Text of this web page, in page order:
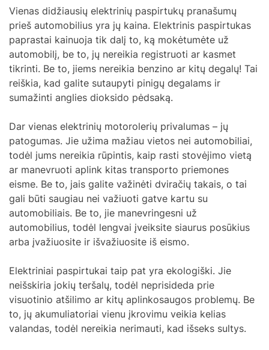
Vienas didžiausių elektrinių paspirtukų pranašumų
prieš automobilius yra jų kaina. Elektrinis paspirtukas
paprastai kainuoja tik dalį to, ką mokėtumėte už
automobilį, be to, jų nereikia registruoti ar kasmet
tikrinti. Be to, jiems nereikia benzino ar kitų degalų! Tai
reiškia, kad galite sutaupyti pinigų degalams ir
sumažinti anglies dioksido pėdsaką.
Dar vienas elektrinių motorolerių privalumas – jų
patogumas. Jie užima mažiau vietos nei automobiliai,
todėl jums nereikia rūpintis, kaip rasti stovėjimo vietą
ar manevruoti aplink kitas transporto priemones
eisme. Be to, jais galite važinėti dviračių takais, o tai
gali būti saugiau nei važiuoti gatve kartu su
automobiliais. Be to, jie manevringesni už
automobilius, todėl lengvai įveiksite siaurus posūkius
arba įvažiuosite ir išvažiuosite iš eismo.
Elektriniai paspirtukai taip pat yra ekologiški. Jie
neišskiria jokių teršalų, todėl neprisideda prie
visuotinio atšilimo ar kitų aplinkosaugos problemų. Be
to, jų akumuliatoriai vienu įkrovimu veikia kelias
valandas, todėl nereikia nerimauti, kad išseks sultys.